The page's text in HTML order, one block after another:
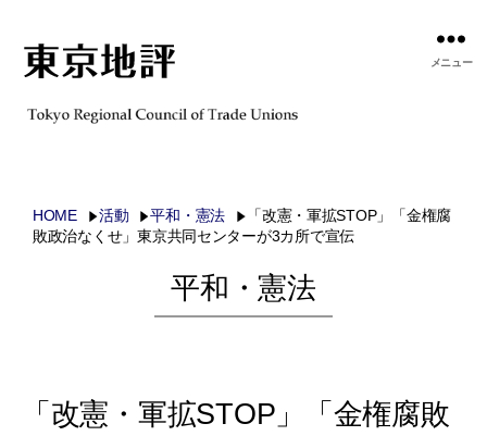
メニュー
HOME 活動 平和・憲法
「改憲・軍拡STOP」「金権腐
敗政治なくせ」東京共同センターが3カ所で宣伝
平和・憲法
「改憲・軍拡STOP」「金権腐敗